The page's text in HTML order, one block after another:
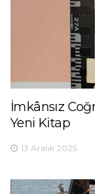
İmkânsız
Yeni Kitap
13 Aralık 2025